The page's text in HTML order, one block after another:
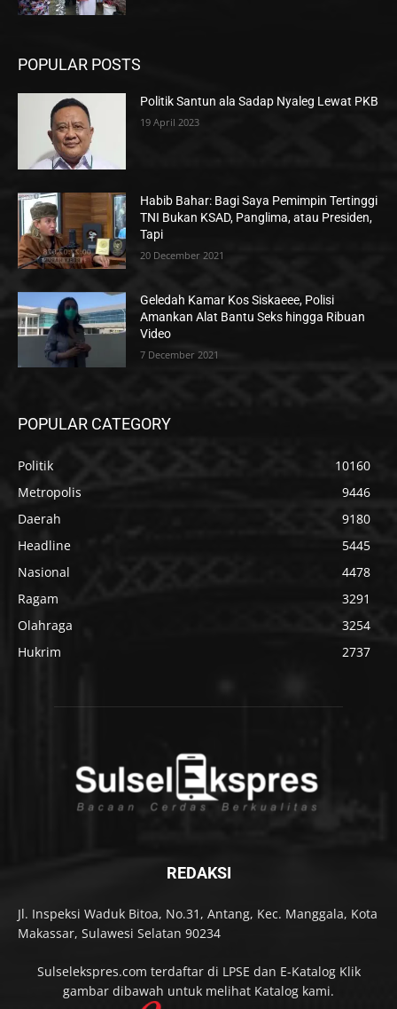
POPULAR POSTS
Politik Santun ala Sadap Nyaleg Lewat PKB
19 April 2023
Habib Bahar: Bagi Saya Pemimpin Tertinggi
TNI Bukan KSAD, Panglima, atau Presiden,
Tapi
20 December 2021
Geledah Kamar Kos Siskaeee, Polisi
Amankan Alat Bantu Seks hingga Ribuan
Video
7 December 2021
POPULAR CATEGORY
Politik
10160
Metropolis
9446
Daerah
9180
Headline
5445
Nasional
4478
Ragam
3291
Olahraga
3254
Hukrim
2737
REDAKSI
Jl. Inspeksi Waduk Bitoa, No.31, Antang, Kec. Manggala, Kota
Makassar, Sulawesi Selatan 90234
Sulselekspres.com terdaftar di LPSE dan E-Katalog Klik
gambar dibawah untuk melihat Katalog kami.